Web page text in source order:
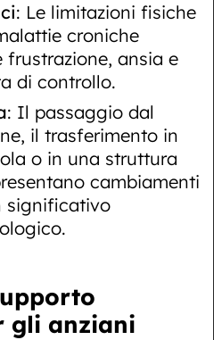
: Le limitazioni fisiche
croniche
frustrazione, ansia e
di controllo.
: Il passaggio dal
il trasferimento in
o in una struttura
cambiamenti
significativo
gli anziani